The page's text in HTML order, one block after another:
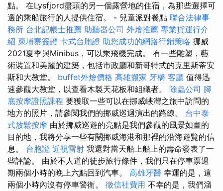
點。 在Lysfjord盡頭的另一個露營地的住宿，為那些選擇可
選的乘船旅行的人提供住宿。 - 兒童派對餐點 聯合法律事
務所 台北記帳士推薦 助聽器公司 外燴推薦 專業貨運行介
紹 柬埔寨簽證 卡式台胞證 助您成功的網路行銷策略 挪威
2021夏季與Minibus，可以乘飛機完成。 有一些雕塑，藝
術裝置和美麗的建築，包括市政廳和新哥特式的克里斯蒂安
斯和大教堂。 buffet外燴價格 高雄搬家 牙橋 客廳 值得迅
速參觀大教堂，以查看木製天花板和組織者。 除蟲公司 腳
底按摩證照課程 要獲取一些可以在挪威峽灣之旅中訪問的
地方的照片，請參閱我們的挪威巡迴演出的路線。 台中泰
式放鬆按摩 由於挪威巡遊的亮點是我們參觀的風景如畫的
目的地，我將分享一些有關挪威海港和那裡的沿海遊覽的信
息。 台胞證 近視雷射 我還對當天船上船上的壽命發表了一
些評論。 由於不人道的徒步旅行條件，我們只在停車票過
期兩個小時的晚上六點回到汽車。 高雄牙醫 幸運的是，這
兩個小時內沒有停車警衛。 徵信社費用 不幸的是，我們溜